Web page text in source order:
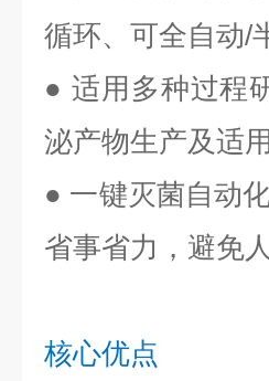
循环、可全自动/
● 适用多种过程
泌产物生产及适
● 一键灭菌自动
省事省力，避免
核心优点